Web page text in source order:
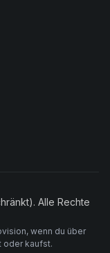
Alle Rechte
wenn du über
oder kaufst.